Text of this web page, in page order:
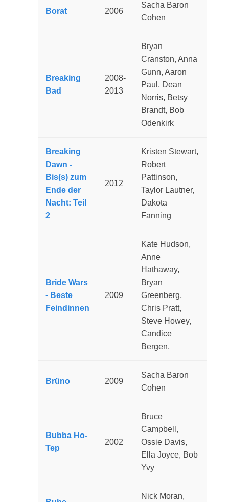
Borat 2006
Sacha Baron
Cohen
Breaking
Bad
2008-
2013
Bryan
Cranston, Anna
Gunn, Aaron
Paul, Dean
Norris, Betsy
Brandt, Bob
Odenkirk
Breaking
Dawn -
Bis(s) zum
Ende der
Nacht: Teil
2
2012
Kristen Stewart,
Robert
Pattinson,
Taylor Lautner,
Dakota
Fanning
Bride Wars
- Beste
Feindinnen
2009
Kate Hudson,
Anne
Hathaway,
Bryan
Greenberg,
Chris Pratt,
Steve Howey,
Candice
Bergen,
Brüno 2009
Sacha Baron
Cohen
Bubba Ho-
Tep
2002
Bruce
Campbell,
Ossie Davis,
Ella Joyce, Bob
Yvy
Nick Moran,